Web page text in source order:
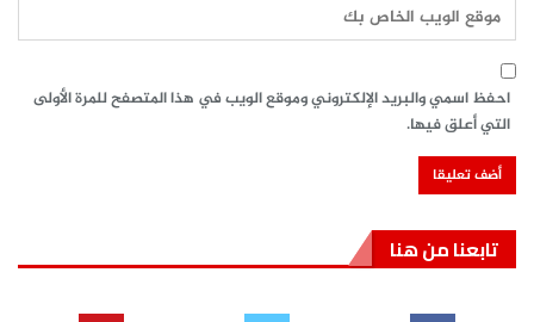
احفظ اسمي والبريد الإلكتروني وموقع الويب في هذا المتصفح للمرة الأولى
التي أعلق فيها.
تابعنا من هنا